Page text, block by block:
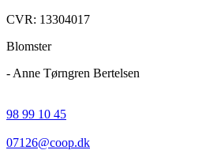
CVR: 13304017
Blomster
- Anne Tørngren Bertelsen
98 99 10 45
07126@coop.dk